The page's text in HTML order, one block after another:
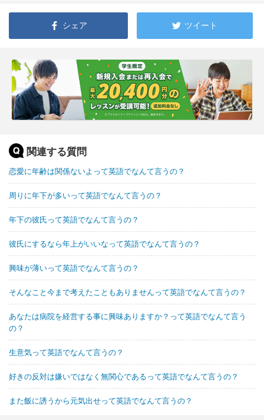
シェア ツイート
関連する質問
恋愛に年齢は関係ないよって英語でなんて言うの？
周りに年下が多いって英語でなんて言うの？
年下の彼氏って英語でなんて言うの？
彼氏にするなら年上がいいなって英語でなんて言うの？
興味が薄いって英語でなんて言うの？
そんなこと今まで考えたこともありませんって英語でなんて言うの？
あなたは病院を経営する事に興味ありますか？って英語でなんて言う
の？
生意気って英語でなんて言うの？
好きの反対は嫌いではなく無関心であるって英語でなんて言うの？
また飯に誘うから元気出せって英語でなんて言うの？